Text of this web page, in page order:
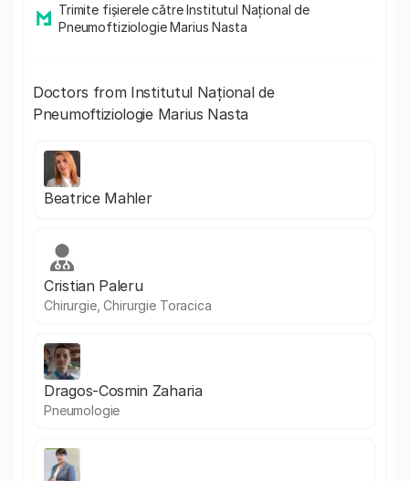
Trimite fișierele către Institutul Național de
Pneumoftiziologie Marius Nasta
Doctors from Institutul Național de
Pneumoftiziologie Marius Nasta
Beatrice Mahler
Cristian Paleru
Chirurgie, Chirurgie Toracica
Dragos-Cosmin Zaharia
Pneumologie